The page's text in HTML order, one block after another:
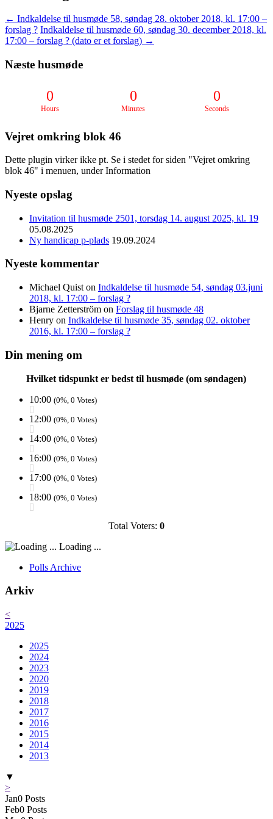
← Indkaldelse til husmøde 58, søndag 28. oktober 2018, kl. 17:00 –
forslag ? Indkaldelse til husmøde 60, søndag 30. december 2018, kl.
17:00 – forslag ? (dato er et forslag) →
Næste husmøde
0
Hours
0
Minutes
0
Seconds
Vejret omkring blok 46
Dette plugin virker ikke pt. Se i stedet for siden "Vejret omkring
blok 46" i menuen, under Information
Nyeste opslag
Invitation til husmøde 2501, torsdag 14. august 2025, kl. 19
05.08.2025
Ny handicap p-plads 19.09.2024
Nyeste kommentar
Michael Quist on Indkaldelse til husmøde 54, søndag 03.juni
2018, kl. 17:00 – forslag ?
Bjarne Zetterström on Forslag til husmøde 48
Henry on Indkaldelse til husmøde 35, søndag 02. oktober
2016, kl. 17:00 – forslag ?
Din mening om
Hvilket tidspunkt er bedst til husmøde (om søndagen)
10:00 (0%, 0 Votes)
12:00 (0%, 0 Votes)
14:00 (0%, 0 Votes)
16:00 (0%, 0 Votes)
17:00 (0%, 0 Votes)
18:00 (0%, 0 Votes)
Total Voters: 0
Loading ...
Polls Archive
Arkiv
<
2025
2025
2024
2023
2020
2019
2018
2017
2016
2015
2014
2013
▼
>
Jan0 Posts
Feb0 Posts